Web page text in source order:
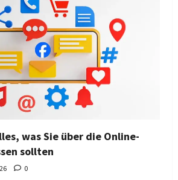
was Sie über die Online-
sollten
0